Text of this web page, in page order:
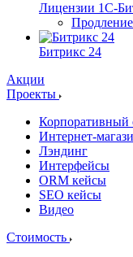
Лицензии 1С-
Битрикс 24
Акции
Проекты
Корпоративный
Интернет-
Лэндинг
Интерфейсы
ORM кейсы
SEO кейсы
Видео
Стоимость